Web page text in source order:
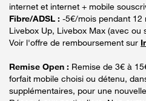
internet et internet + mobile
Fibre/ADSL : -5€/mois pendant 12
Livebox Up, Livebox Max (avec ou
Voir l'offre de remboursement sur
Remise Open : Remise de 3€ à
forfait mobile choisi ou détenu,
supplémentaires, pour une